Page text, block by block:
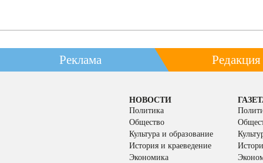
Реклама Редакция
НОВОСТИ
Политика
Общество
Культура и образование
История и краеведение
Экономика